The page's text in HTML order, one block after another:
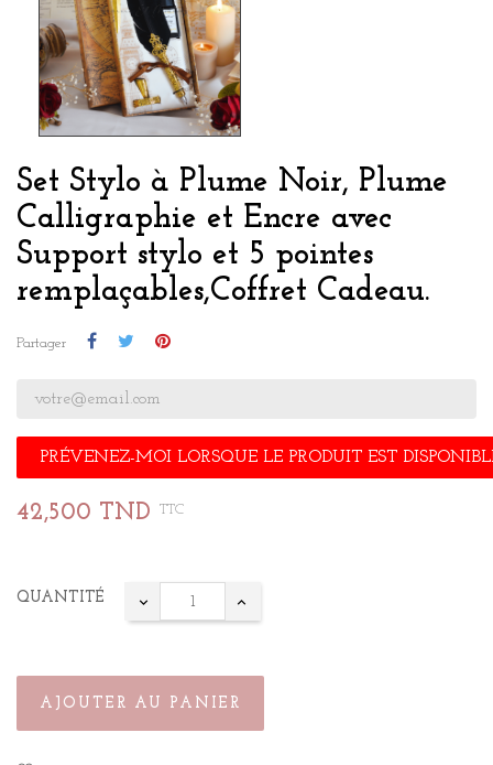
Set Stylo à Plume Noir, Plume
Calligraphie et Encre avec
Support stylo et 5 pointes
remplaçables,Coffret Cadeau.
Partager
PRÉVENEZ-MOI LORSQUE LE PRODUIT EST
42,500 TND TTC
QUANTITÉ
AJOUTER AU PANIER